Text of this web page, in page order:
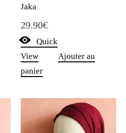
Jaka
29.90€
Quick
View
Ajouter au
panier